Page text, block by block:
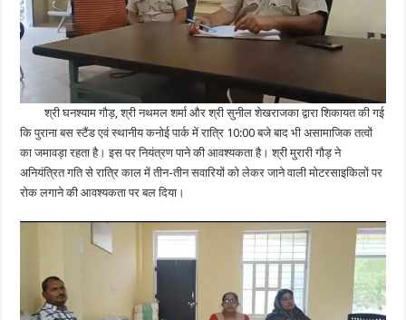
श्री घनश्याम गौड़, श्री नथमल शर्मा और श्री सुनील शेखराजका द्वारा शिकायत की गई
कि पुराना बस स्टैंड एवं स्थानीय कनोई पार्क में रात्रि 10:00 बजे बाद भी असामाजिक तत्वों
का जमावड़ा रहता है। इस पर नियंत्रण पाने की आवश्यकता है। श्री मुरारी गौड़ ने
अनियंत्रित गति से रात्रि काल में तीन-तीन सवारियों को लेकर जाने वाली मोटरसाइकिलों पर
रोक लगाने की आवश्यकता पर बल दिया।